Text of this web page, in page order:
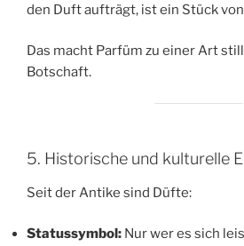
den Duft aufträgt, ist ein Stück
Das macht Parfüm zu einer Art
Botschaft.
5. Historische und kulturelle
Seit der Antike sind Düfte:
Statussymbol: Nur wer es sich